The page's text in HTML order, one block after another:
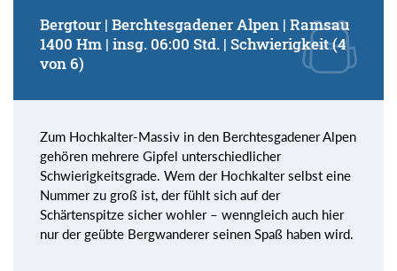
Bergtour | Berchtesgadener Alpen | Ramsau
1400 Hm | insg. 06:00 Std. | Schwierigkeit (4
von 6)
Zum Hochkalter-Massiv in den Berchtesgadener Alpen
gehören mehrere Gipfel unterschiedlicher
Schwierigkeitsgrade. Wem der Hochkalter selbst eine
Nummer zu groß ist, der fühlt sich auf der
Schärtenspitze sicher wohler – wenngleich auch hier
nur der geübte Bergwanderer seinen Spaß haben wird.